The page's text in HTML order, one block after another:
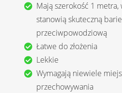
Mają szerokość 1 metra,
stanowią skuteczną
przeciwpowodziową
Łatwe do złożenia
Lekkie
Wymagają niewiele
przechowywania